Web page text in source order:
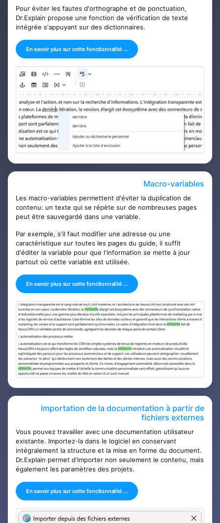
Pour éviter les fautes d'orthographe et de ponctuation,
Dr.Explain propose une fonction de vérification de texte
intégrée s'appuyant sur des dictionnaires.
En savoir plus sur cette fonctionnalité ...
Macro-variables
Les macro-variables permettent d'éviter la duplication de
contenu: un texte qui se répète sur de nombreuses pages
peut être sauvegardé dans une variable.
Par exemple, s'il faut modifier une adresse ou une
caractéristique sur toutes les pages du guide, il suffit
d'éditer la variable pour que l'information se mette à jour
partout où cette variable est utilisée.
En savoir plus sur cette fonctionnalité ...
Importation de la documentation à partir de
fichiers externes
Vous pouvez travailler avec une documentation utilisateur
existante. Importez-la dans le logiciel en conservant
intégralement la structure et la mise en forme du document.
Dr.Explain permet d'importer non seulement le contenu, mais
également les paramètres des projets.
En savoir plus sur cette fonctionnalité ...